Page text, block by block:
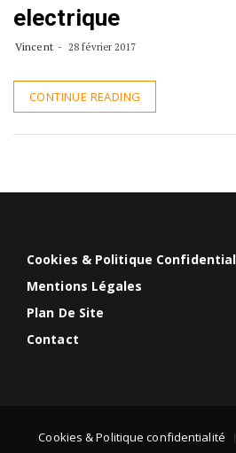
electrique
Vincent 28 février 2017
CONTINUE READING
Cookies & Politique
Mentions Légales
Plan De Site
Contact
Cookies & Politique confidentialité